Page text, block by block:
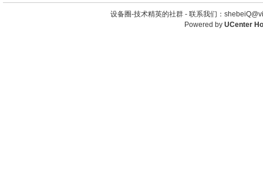
设备圈-技术精英的社群 - 联系我们：
Powered by UCenter